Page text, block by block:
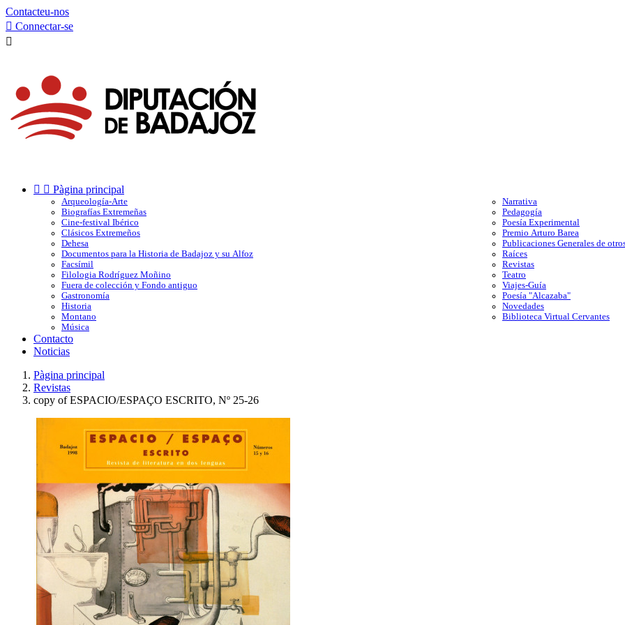
Contacteu-nos
 Connectar-se

  Pàgina principal
Arqueología-Arte
Biografías Extremeñas
Cine-festival Ibérico
Clásicos Extremeños
Dehesa
Documentos para la Historia de Badajoz y su Alfoz
Facsímil
Filologia Rodríguez Moñino
Fuera de colección y Fondo antiguo
Gastronomía
Historia
Montano
Música
Narrativa
Pedagogía
Poesía Experimental
Premio Arturo Barea
Publicaciones Generales de
Raíces
Revistas
Teatro
Viajes-Guía
Poesía "Alcazaba"
Novedades
Biblioteca Virtual Cervantes
Contacto
Noticias
Pàgina principal
Revistas
copy of ESPACIO/ESPAÇO ESCRITO, Nº 25-26